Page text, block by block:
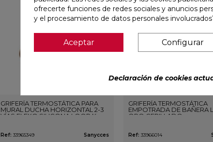
GRIFERÍA TERMOSTÁTICA PARA
MURAL DUCHA HORIZONTAL 2-3
VÍAS FLEXO SILICONA LOOP K
Ref: 33965349 Sanycces
GRIFERÍA TERMOSTÁTICA
EMPOTRADA DE BAÑERA
ORO CEPILLADO
Ref: 33966014
ofrecerte funciones de redes sociales y anuncios
y el procesamiento de datos personales
Aceptar Configurar
Declaración de cookies